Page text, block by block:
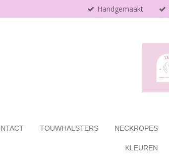
Handgemaakt
TOUWHALSTERS NECKROPES
KLEUREN